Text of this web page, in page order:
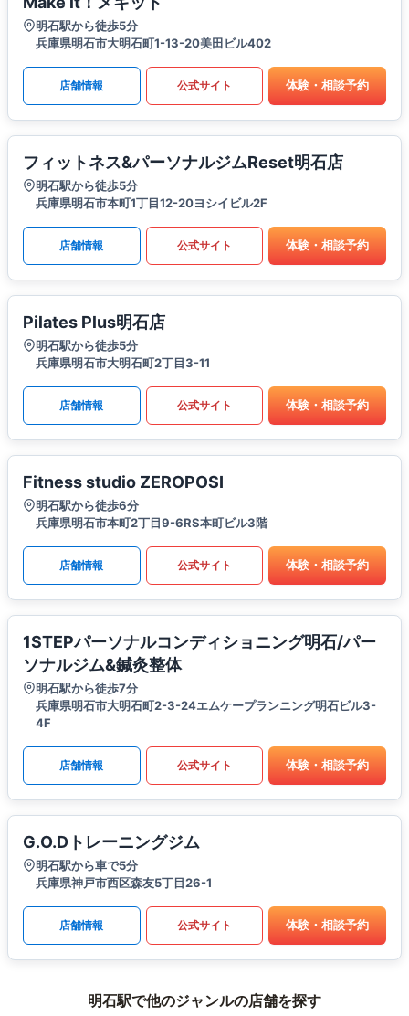
明石駅から徒歩5分
兵庫県明石市大明石町1-13-20美田ビル402
店舗情報 公式サイト 体験・相談予約
フィットネス&パーソナルジムReset明石店
明石駅から徒歩5分
兵庫県明石市本町1丁目12-20ヨシイビル2F
店舗情報 公式サイト 体験・相談予約
Pilates Plus明石店
明石駅から徒歩5分
兵庫県明石市大明石町2丁目3-11
店舗情報 公式サイト 体験・相談予約
Fitness studio ZEROPOSI
明石駅から徒歩6分
兵庫県明石市本町2丁目9-6RS本町ビル3階
店舗情報 公式サイト 体験・相談予約
1STEPパーソナルコンディショニング明石/パー
ソナルジム&鍼灸整体
明石駅から徒歩7分
兵庫県明石市大明石町2-3-24エムケープランニング明石ビル3-
4F
店舗情報 公式サイト 体験・相談予約
G.O.Dトレーニングジム
明石駅から車で5分
兵庫県神戸市西区森友5丁目26-1
店舗情報 公式サイト 体験・相談予約
明石駅で他のジャンルの店舗を探す